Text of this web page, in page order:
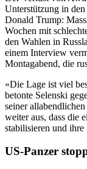
Unterstützung in
Donald Trump:
Wochen mit
den Wahlen in
einem Interview
Montagabend, die
«Die Lage ist viel
betonte Selenski
seiner
weiter aus, dass die
stabilisieren und ihre
US-Panzer